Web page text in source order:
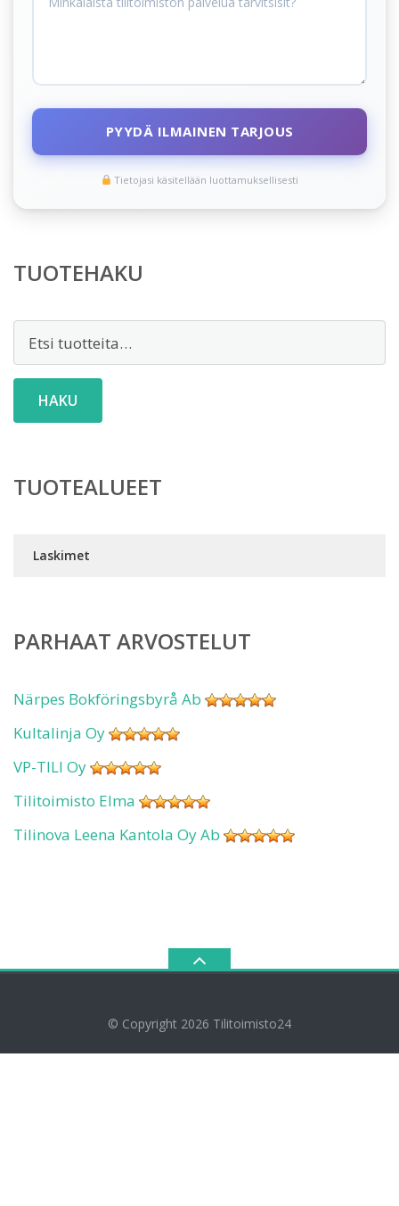
PYYDÄ ILMAINEN TARJOUS
Tietojasi käsitellään luottamuksellisesti
TUOTEHAKU
HAKU
TUOTEALUEET
Laskimet
PARHAAT ARVOSTELUT
Närpes Bokföringsbyrå Ab
Kultalinja Oy
VP-TILI Oy
Tilitoimisto Elma
Tilinova Leena Kantola Oy Ab
© Copyright 2026 Tilitoimisto24